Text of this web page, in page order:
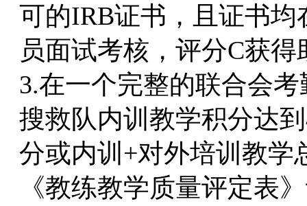
可的IRB证书，且证书
员面试考核，评分C获
3.在一个完整的联合会
搜救队内训教学积分达
分或内训+对外培训教学
《教练教学质量评定表